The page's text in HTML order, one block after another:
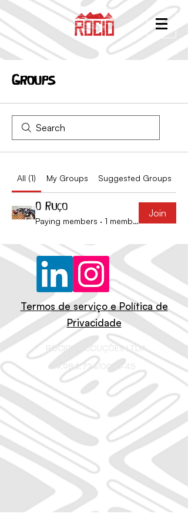
Groups
All (1) My Groups Suggested Groups
O Ruço
Paying members · 1 member
Join
Termos de serviço e Política de
Privacidade
ROCIO PRODUÇÕES LTDA
19.984.724/0001-45